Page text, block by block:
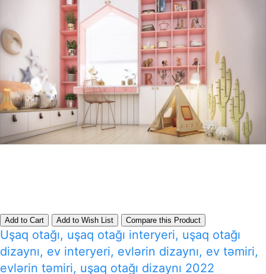
Add to Cart Add to Wish List Compare this Product
Uşaq otağı, uşaq otağı interyeri, uşaq otağı
dizaynı, ev interyeri, evlərin dizaynı, ev təmiri,
evlərin təmiri, uşaq otağı dizaynı 2022